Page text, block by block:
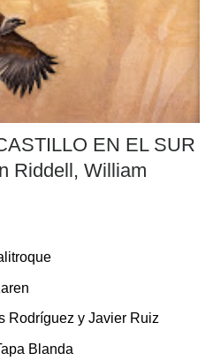
EN EL SUR
Riddell, William
Rodríguez y Javier Ruiz
Blanda